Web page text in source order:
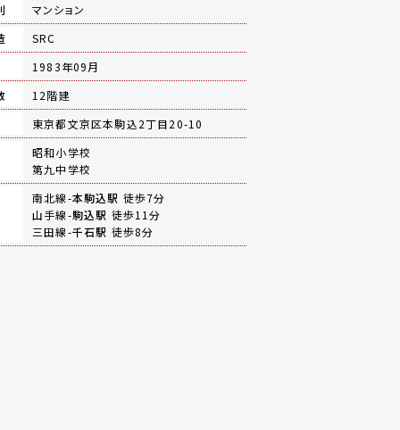
マンション
SRC
1983年09月
12階建
東京都文京区本駒込2丁目20-10
昭和小学校
第九中学校
南北線-本駒込駅 徒歩7分
山手線-駒込駅 徒歩11分
三田線-千石駅 徒歩8分